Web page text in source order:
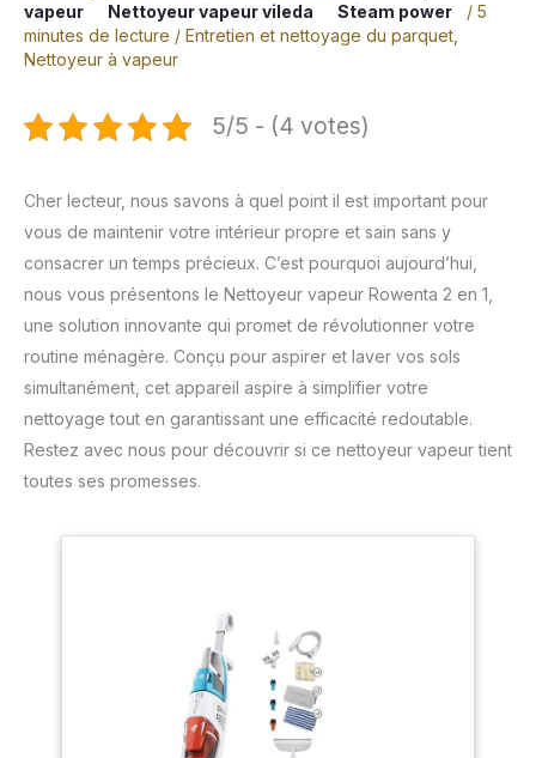
vapeur
Nettoyeur vapeur vileda Steam power / 5
minutes de lecture / Entretien et nettoyage du parquet
Nettoyeur à vapeur
5/5 - (4 votes)
Cher lecteur, nous savons à quel point il est important pour
vous de maintenir votre intérieur propre et sain sans y
consacrer un temps précieux. C’est pourquoi aujourd’hui,
nous vous présentons le Nettoyeur vapeur Rowenta 2 en 1,
une solution innovante qui promet de révolutionner votre
routine ménagère. Conçu pour aspirer et laver vos sols
simultanément, cet appareil aspire à simplifier votre
nettoyage tout en garantissant une efficacité redoutable.
Restez avec nous pour découvrir si ce nettoyeur vapeur tient
toutes ses promesses.